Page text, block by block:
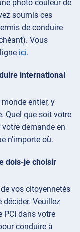
photo couleur de
soumis ces
de conduire
Vous
ici.
international
entier, y
Quel que soit votre
demande en
n'importe où.
dois-je choisir
vos citoyennetés
décider. Veuillez
PCI dans votre
conduire à